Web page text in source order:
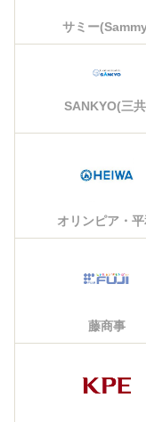
サミー
SANKYO(三
オリンピア・
藤商事